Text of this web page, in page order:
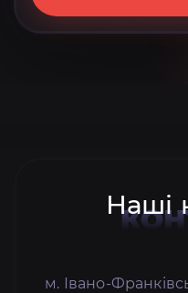
Наші
м. Івано-